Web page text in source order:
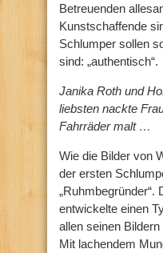
Betreuenden
Kunstschaffende
Schlumper sollen
sind: „authentisch“.
Janika Roth und
liebsten nackte
Fahrräder malt …
Wie die Bilder von
der ersten
„Ruhmbegründer“.
entwickelte einen
allen seinen
Mit lachendem